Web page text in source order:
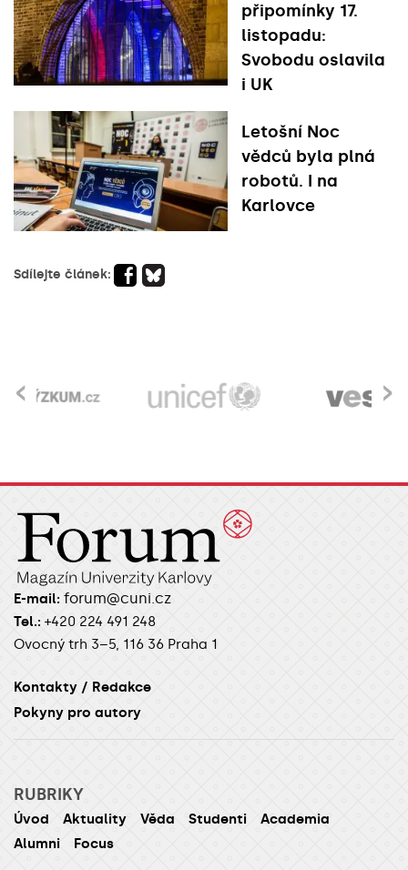
připomínky 17.
listopadu:
Svobodu oslavila
i UK
Letošní Noc
vědců byla plná
robotů. I na
Karlovce
Sdílejte článek:
›
‹
E-mail: forum@cuni.cz
Tel.: +420 224 491 248
Ovocný trh 3–5, 116 36 Praha 1
Kontakty / Redakce
Pokyny pro autory
RUBRIKY
Úvod Aktuality Věda Studenti
Academia
Alumni
Focus